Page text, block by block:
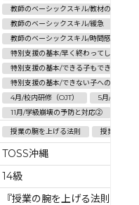
教師のベーシックスキル/教材の駆使
教師のベーシックスキル/緩急
教師のベーシックスキル/時間感覚
特別支援の基本/早く終わってしまった
特別支援の基本/できる子もできない子
特別支援の基本/できない子への合理的
4月/校内研修（OJT）
5月/校内研究
11月/学級崩壊の予防と対応②
授業の腕を上げる法則 授業の原則
TOSS沖縄
14級
『授業の腕を上げる法則』（